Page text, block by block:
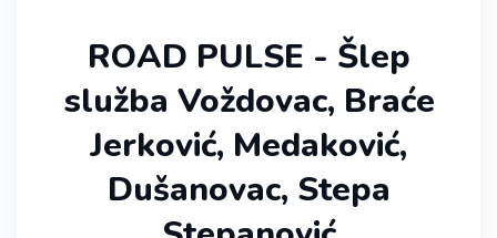
ROAD PULSE - Šlep
služba Voždovac, Braće
Jerković, Medaković,
Dušanovac, Stepa